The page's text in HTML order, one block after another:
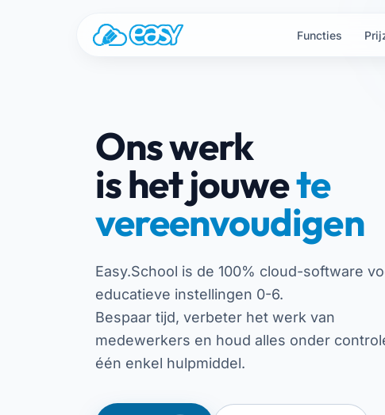
Functies
Ons werk
is het jouwete
vereenvoudigen
Easy.School is de 100% cloud-software
educatieve instellingen 0-6.
Bespaar tijd, verbeter het werk van
medewerkers en houd alles onder
één enkel hulpmiddel.